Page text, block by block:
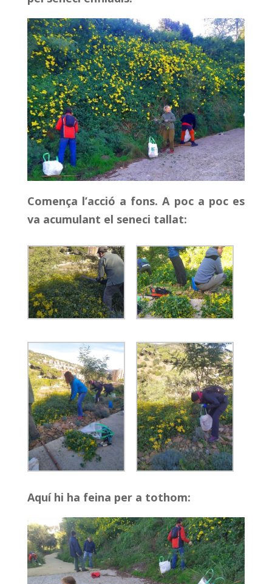
Comença l’acció a fons. A poc a poc es
va acumulant el seneci tallat:
Aquí hi ha feina per a tothom: